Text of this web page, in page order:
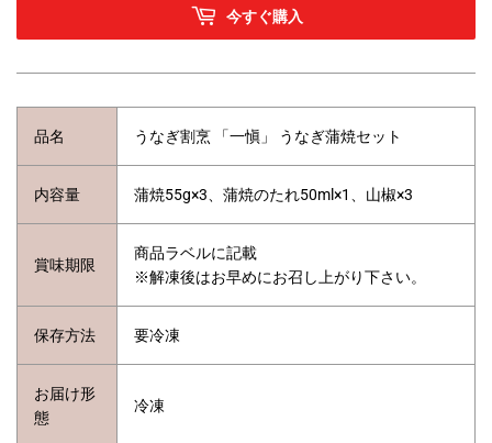
今すぐ購入
品名 うなぎ割烹 「一愼」 うなぎ蒲焼セット
内容量 蒲焼55g×3、蒲焼のたれ50ml×1、山椒×3
賞味期限
商品ラベルに記載
※解凍後はお早めにお召し上がり下さい。
保存方法 要冷凍
お届け形
態
冷凍